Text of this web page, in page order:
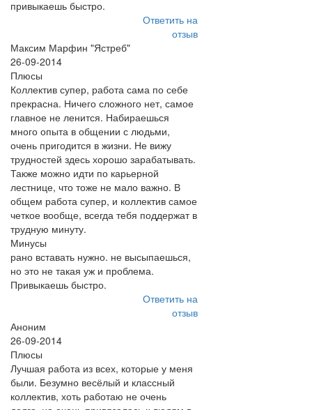
привыкаешь быстро.
Ответить на
отзыв
Максим Марфин "Ястреб"
26-09-2014
Плюсы
Коллектив супер, работа сама по себе
прекрасна. Ничего сложного нет, самое
главное не ленится. Набираешься
много опыта в общении с людьми,
очень пригодится в жизни. Не вижу
трудностей здесь хорошо зарабатывать.
Также можно идти по карьерной
лестнице, что тоже не мало важно. В
общем работа супер, и коллектив самое
четкое вообще, всегда тебя поддержат в
трудную минуту.
Минусы
рано вставать нужно. не высыпаешься,
но это не такая уж и проблема.
Привыкаешь быстро.
Ответить на
отзыв
Аноним
26-09-2014
Плюсы
Лучшая работа из всех, которые у меня
были. Безумно весёлый и классный
коллектив, хоть работаю не очень